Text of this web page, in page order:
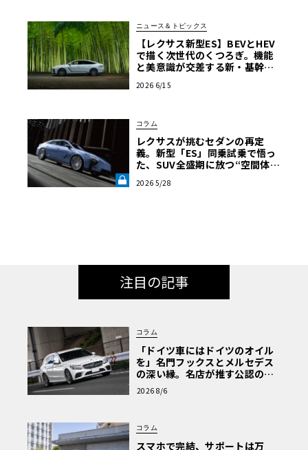
ニュース＆トピックス
【レクサス新型ES】BEVとHEV
で描く次世代のくつろぎ。機能
と美意識が交差する新・基幹セ
2026 6/15
コラム
レクサスが挑むセダンの再定
義。新型「ES」同乗試乗で悟っ
た、SUV全盛期に放つ“空間体
2026 5/28
注目の記事
コラム
「ドイツ車にはドイツのオイル
を」名門フックスとメルセデス
の深い縁。名店が推す公認の安
心と、Cクラスで味わうシルキー
な走り〈PR〉
2026 8/6
コラム
スマホで完結、サポートは万